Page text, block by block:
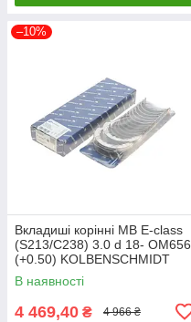
–10%
Вкладиші корінні MB E-class
(S213/C238) 3.0 d 18- OM656
(+0.50) KOLBENSCHMIDT
37165620 UA61
В наявності
4 469,40 ₴ 4 966 ₴